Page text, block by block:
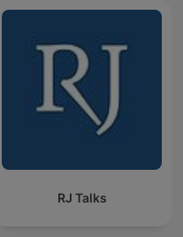
RJ Talks